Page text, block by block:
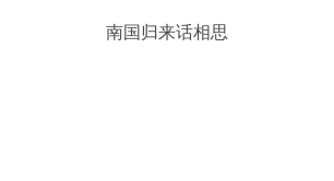
南国归来话相思